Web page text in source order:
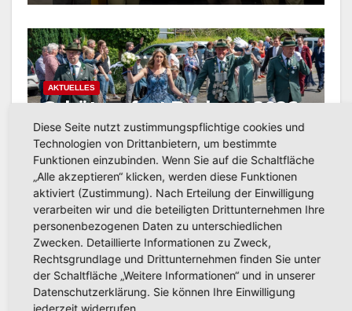
AKTUELLES
Schützenfest Bachum 2026:
Fotos und Video vom
Festzug in Bachum jetzt
online
JULI 20, 2026 RONNY GÄNGLER
AKTUELLES
Landesweiter Warntag am
Donnerstag, 12. März 2026
Diese Seite nutzt zustimmungspflichtige cookies und
Technologien von Drittanbietern, um bestimmte
Funktionen einzubinden. Wenn Sie auf die Schaltfläche
„Alle akzeptieren“ klicken, werden diese Funktionen
aktiviert (Zustimmung). Nach Erteilung der Einwilligung
verarbeiten wir und die beteiligten Drittunternehmen Ihre
personenbezogenen Daten zu unterschiedlichen
Zwecken. Detaillierte Informationen zu Zweck,
Rechtsgrundlage und Drittunternehmen finden Sie unter
der Schaltfläche „Weitere Informationen“ und in unserer
Datenschutzerklärung. Sie können Ihre Einwilligung
jederzeit widerrufen.